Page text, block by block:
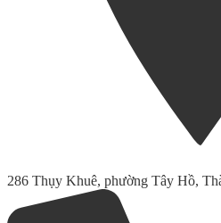
286 Thụy Khuê, phường Tây Hồ,